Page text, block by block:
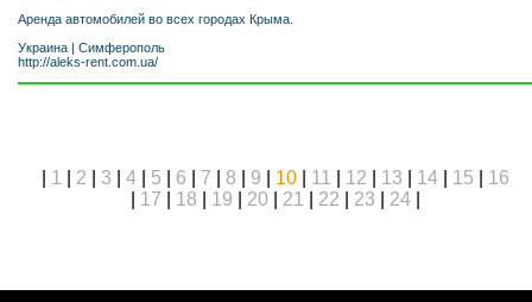
Аренда автомобилей во всех городах Крыма.
Украина | Симферополь
http://aleks-rent.com.ua/
1 2 3 4| 5 6 7 8 9 10| 11 12 13 14| 15
16
17 18 19 20 21 22 23 24|